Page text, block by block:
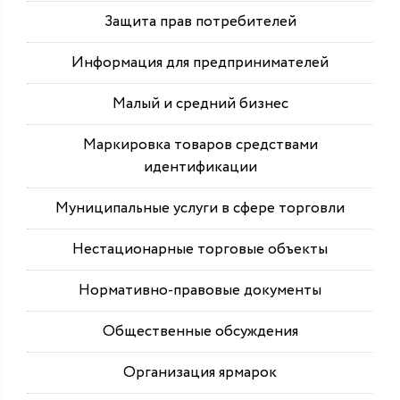
Защита прав потребителей
Информация для предпринимателей
Малый и средний бизнес
Маркировка товаров средствами
идентификации
Муниципальные услуги в сфере торговли
Нестационарные торговые объекты
Нормативно-правовые документы
Общественные обсуждения
Организация ярмарок